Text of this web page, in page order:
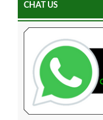
CHAT US